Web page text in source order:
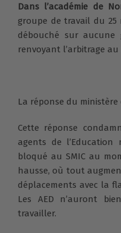
Dans l’académie de
groupe de travail du 25
débouché sur aucune
renvoyant l’arbitrage au
La réponse du
Cette réponse
agents de
bloqué au SMIC au
hausse, où tout
déplacements avec la
Les AED n’auront
travailler.